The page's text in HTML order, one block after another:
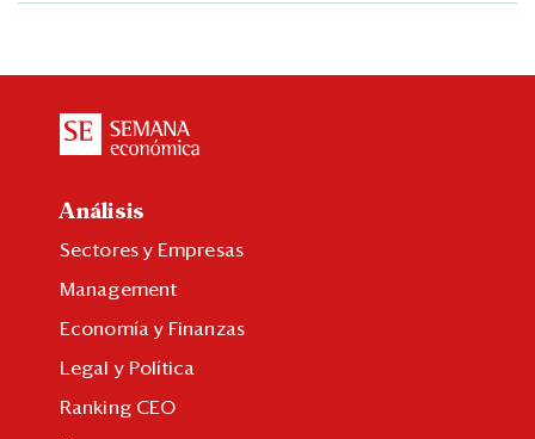
Análisis
Sectores y Empresas
Management
Economía y Finanzas
Legal y Política
Ranking CEO